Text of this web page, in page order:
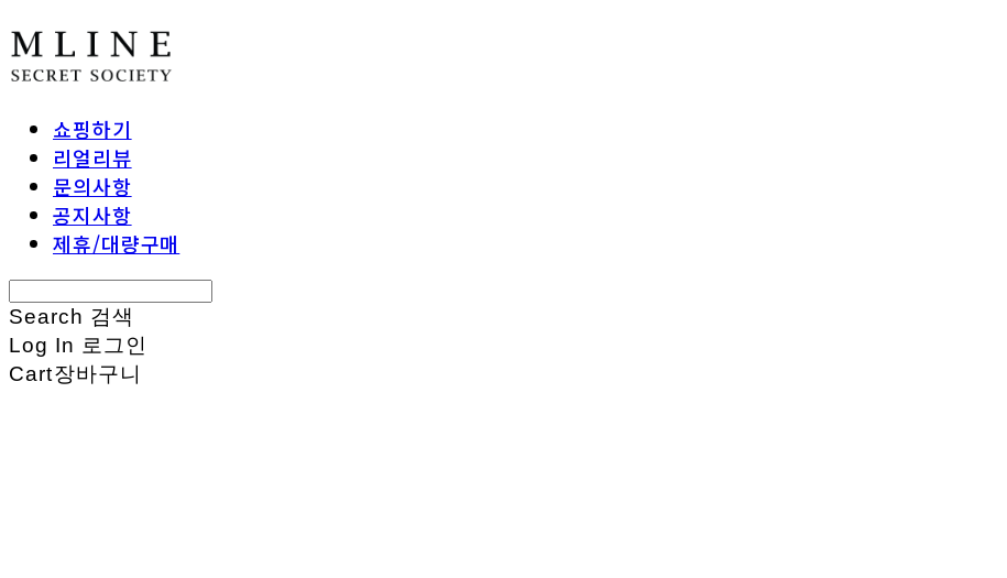
쇼핑하기
리얼리뷰
문의사항
공지사항
제휴/대량구매
Search 검색
Log In 로그인
Cart장바구니